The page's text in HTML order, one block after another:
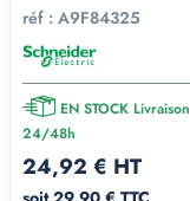
réf : A9F84325
EN STOCK Livraison
24/48h
24,92 € HT